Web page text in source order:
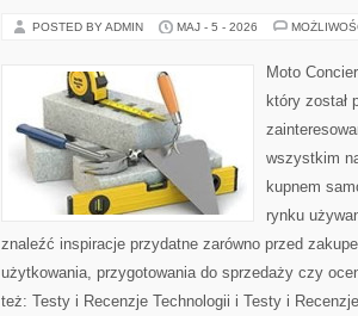
POSTED BY ADMIN MAJ - 5 - 2026
Moto
który został
wszystkim
kupnem
rynku
znaleźć inspiracje przydatne zarówno przed
użytkowania, przygotowania do sprzedaży czy
też: Testy i Recenzje Technologii i Testy i